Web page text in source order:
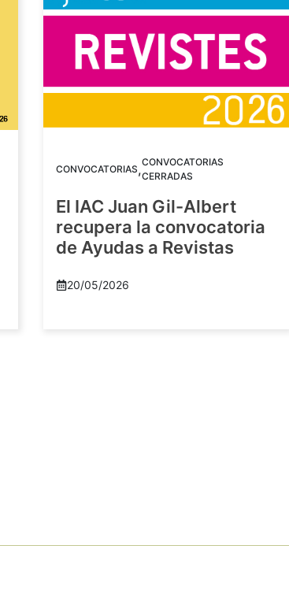
CONVOCATORIAS,CONVOCATORIAS
CERRADAS
El IAC Juan Gil-Albert
recupera la convocatoria
de Ayudas a Revistas
20/05/2026